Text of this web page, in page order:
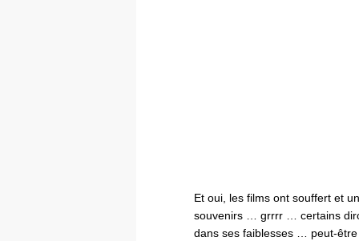
Et oui, les films ont souffert et
souvenirs … grrrr … certains
dans ses faiblesses … peut-